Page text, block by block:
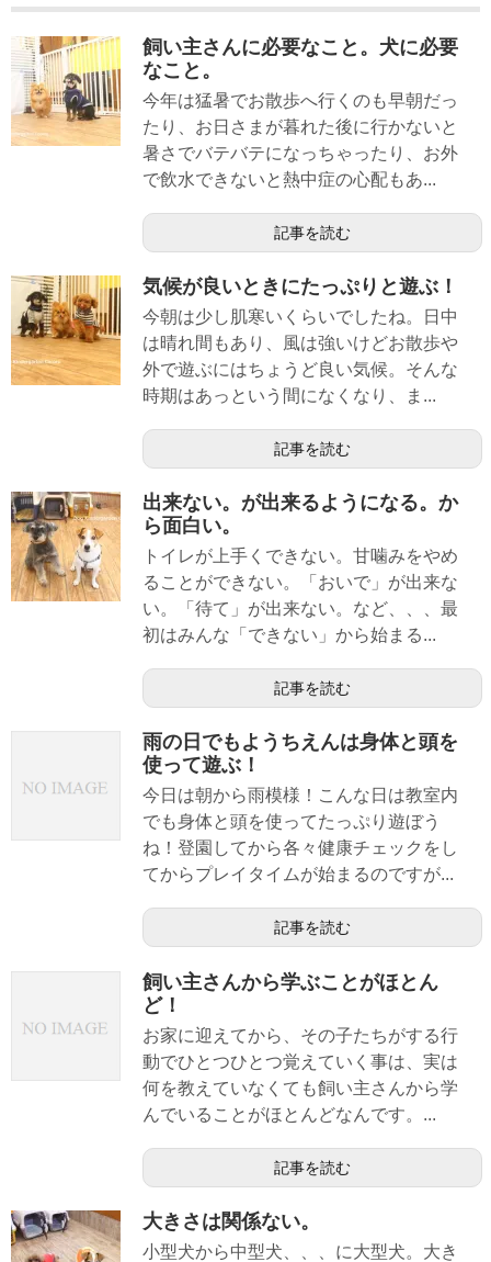
飼い主さんに必要なこと。犬に必要
なこと。
今年は猛暑でお散歩へ行くのも早朝だっ
たり、お日さまが暮れた後に行かないと
暑さでバテバテになっちゃったり、お外
で飲水できないと熱中症の心配もあ...
記事を読む
気候が良いときにたっぷりと遊ぶ！
今朝は少し肌寒いくらいでしたね。日中
は晴れ間もあり、風は強いけどお散歩や
外で遊ぶにはちょうど良い気候。そんな
時期はあっという間になくなり、ま...
記事を読む
出来ない。が出来るようになる。か
ら面白い。
トイレが上手くできない。甘噛みをやめ
ることができない。「おいで」が出来な
い。「待て」が出来ない。など、、、最
初はみんな「できない」から始まる...
記事を読む
雨の日でもようちえんは身体と頭を
使って遊ぶ！
今日は朝から雨模様！こんな日は教室内
でも身体と頭を使ってたっぷり遊ぼう
ね！登園してから各々健康チェックをし
てからプレイタイムが始まるのですが...
記事を読む
飼い主さんから学ぶことがほとん
ど！
お家に迎えてから、その子たちがする行
動でひとつひとつ覚えていく事は、実は
何を教えていなくても飼い主さんから学
んでいることがほとんどなんです。...
記事を読む
大きさは関係ない。
小型犬から中型犬、、、に大型犬。大き